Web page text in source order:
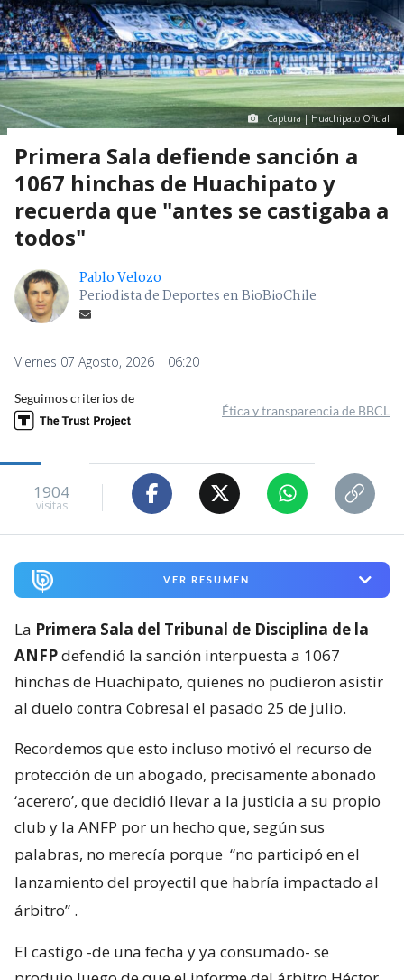
Captura | Huachipato Oficial
Primera Sala defiende sanción a
1067 hinchas de Huachipato y
recuerda que "antes se castigaba a
todos"
Pablo Velozo
Periodista de Deportes en BioBioChile
Viernes 07 Agosto, 2026 | 06:20
Seguimos criterios de
Ética y transparencia de BBCL
1904
visitas
VER RESUMEN
La Primera Sala del Tribunal de Disciplina de la
ANFPdefendió la sanción interpuesta a 1067
hinchas de Huachipato, quienes no pudieron asistir
al duelo contra Cobresal el pasado 25 de julio.
Recordemos que esto incluso motivó el recurso de
protección de un abogado, precisamente abonado
‘acerero’, que decidió llevar a la justicia a su propio
club y la ANFP por un hecho que, según sus
palabras, no merecía porque “no participó en el
lanzamiento del proyectil que habría impactado al
árbitro” .
El castigo -de una fecha y ya consumado- se